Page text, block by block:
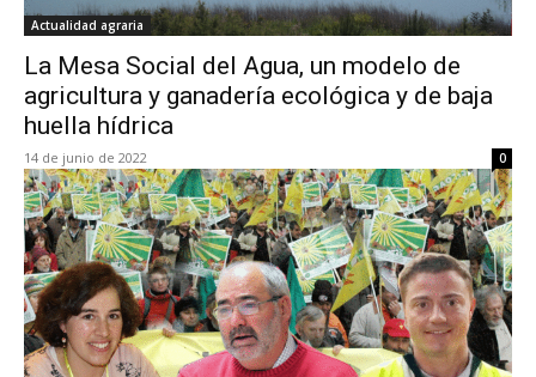
Actualidad agraria
La Mesa Social del Agua, un modelo de
agricultura y ganadería ecológica y de baja
huella hídrica
14 de junio de 2022 0